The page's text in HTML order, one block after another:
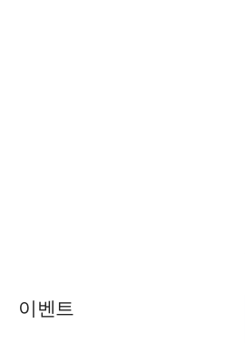
이벤트